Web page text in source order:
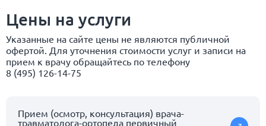
Цены на услуги
Указанные на сайте цены не являются публичной
офертой. Для уточнения стоимости услуг и записи на
прием к врачу обращайтесь по телефону
8 (495) 126-14-75
Прием (осмотр, консультация) врача-
травматолога-ортопеда первичный